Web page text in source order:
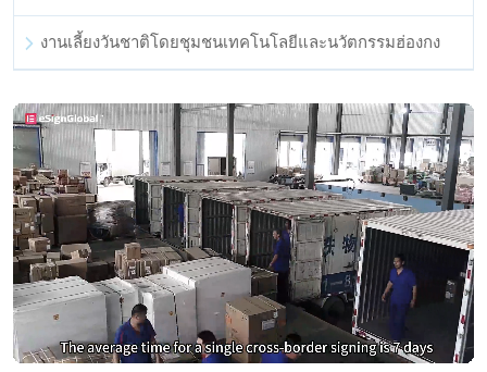
งานเลี้ยงวันชาติโดยชุมชนเทคโนโลยีและนวัตกรรมฮ่องกง